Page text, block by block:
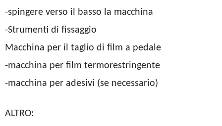
-spingere verso il basso la macchina
-Strumenti di fissaggio
Macchina per il taglio di film a pedale
-macchina per film termorestringente
-macchina per adesivi (se necessario)
ALTRO: